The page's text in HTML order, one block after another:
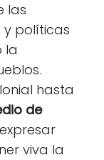
las
y políticas
la
hasta
de
viva la